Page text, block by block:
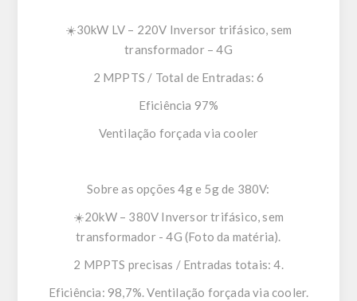
☀️30kW LV – 220V Inversor trifásico, sem
transformador – 4G
2 MPPTS / Total de Entradas: 6
Eficiência 97%
Ventilação forçada via cooler
Sobre as opções 4g e 5g de 380V:
☀️20kW – 380V Inversor trifásico, sem
transformador - 4G (Foto da matéria).
2 MPPTS precisas / Entradas totais: 4.
Eficiência: 98,7%. Ventilação forçada via cooler.